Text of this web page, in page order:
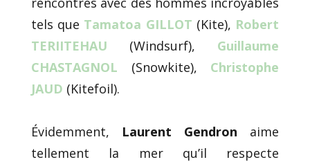
tels que Tamatoa GILLOT (Kite), Robert
TERIITEHAU (Windsurf), Guillaume
CHASTAGNOL (Snowkite), Christophe
JAUD (Kitefoil).
Évidemment, Laurent Gendron aime
tellement la mer qu’il respecte